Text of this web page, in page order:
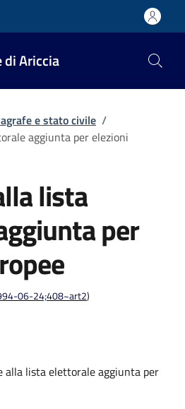
di Ariccia
e stato civile /
aggiunta per elezioni
lista
per
06-24;408~art2)
alla lista elettorale aggiunta per